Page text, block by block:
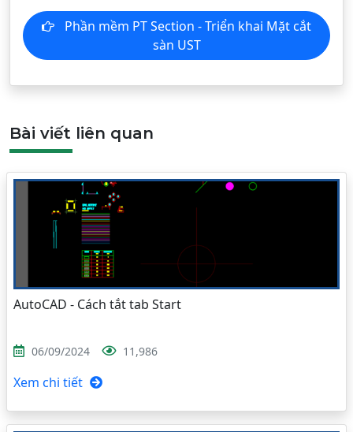
Phần mềm PT Section - Triển khai Mặt cắt
sàn UST
Bài viết liên quan
AutoCAD - Cách tắt tab Start
06/09/2024 11,986
Xem chi tiết